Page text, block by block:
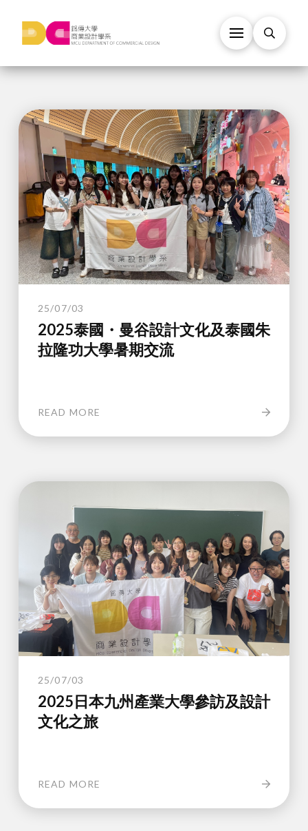
25/07/03
2025泰國・曼谷設計文化及泰國朱
拉隆功大學暑期交流
READ MORE
25/07/03
2025日本九州產業大學參訪及設計
文化之旅
READ MORE